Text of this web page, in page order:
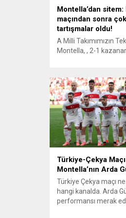
Montella’dan
maçından sonra
tartışmalar oldu!
A Milli Takımımızın
Montella, , 2-1
Güler’e mobing
yönündeki iddiaları
Montella, “Maç
gereksiz tartışmalar,
vardı.” dedi. Montella
etti: “Gereksiz
attığı golde faul
gerekirdi. Avusturya
rövanşı...
Türkiye-Çekya
Montella’nın Arda
Türkiye Çekya maçı
hangi kanalda. Arda
performansı merak